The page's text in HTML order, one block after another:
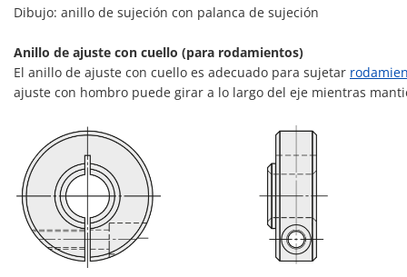
Dibujo: anillo de sujeción con palanca de sujeción
Anillo de ajuste con cuello (para rodamientos)
El anillo de ajuste con cuello es adecuado para sujetar
ajuste con hombro puede girar a lo largo del eje mientras